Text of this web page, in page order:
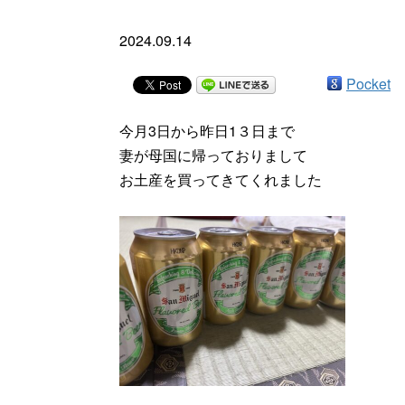
2024.09.14
Pocket
今月3日から昨日1３日まで
妻が母国に帰っておりまして
お土産を買ってきてくれました